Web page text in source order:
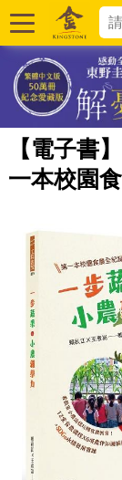
【電子書
一本校園